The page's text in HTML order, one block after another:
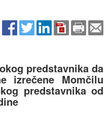
predstavnika da
izrečene Momčilu
predstavnika od